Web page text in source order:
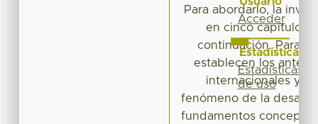
Para abordarlo, la
en cinco capítulos,
continuación. Para
establecen los
internacionales y
fenómeno de la
fundamentos
Acceder
Estadísticas
Estadísticas
de uso